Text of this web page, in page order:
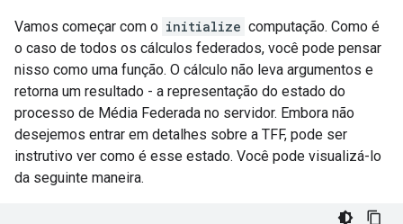
Vamos começar com o initialize computação. Como é
o caso de todos os cálculos federados, você pode pensar
nisso como uma função. O cálculo não leva argumentos e
retorna um resultado - a representação do estado do
processo de Média Federada no servidor. Embora não
desejemos entrar em detalhes sobre a TFF, pode ser
instrutivo ver como é esse estado. Você pode visualizá-lo
da seguinte maneira.